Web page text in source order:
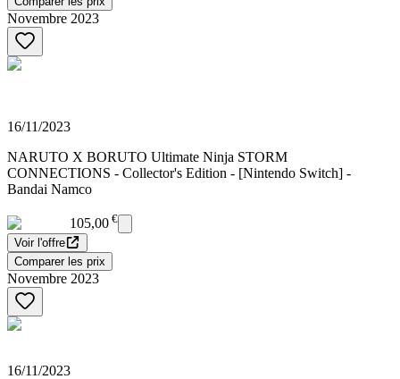
Novembre 2023
16/11/2023
NARUTO X BORUTO Ultimate Ninja STORM
CONNECTIONS - Collector's Edition - [Nintendo Switch] -
Bandai Namco
105,00 €
Voir l'offre
Comparer les prix
Novembre 2023
16/11/2023